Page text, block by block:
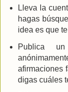
Lleva la
hagas
idea es que
Publica
afirmaciones
digas cuáles